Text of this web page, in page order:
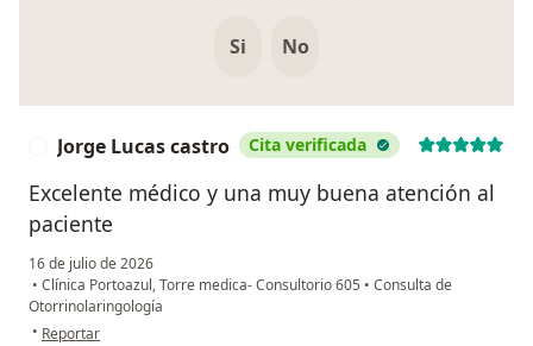
Si No
Jorge Lucas castro Cita verificada
Excelente médico y una muy buena atención al
paciente
16 de julio de 2026
• Clínica Portoazul, Torre medica- Consultorio 605 • Consulta de
Otorrinolaringología
• en opinión del usuario Jorge Lucas castro
Reportar